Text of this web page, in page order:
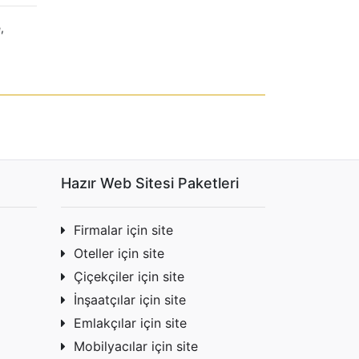
,
Hazır Web Sitesi Paketleri
Firmalar için site
Oteller için site
Çiçekçiler için site
İnşaatçılar için site
Emlakçılar için site
Mobilyacılar için site